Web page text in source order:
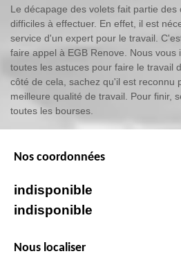
Le décapage des volets fait partie
difficiles à effectuer. En effet, il est
service d'un expert pour le travail.
faire appel à EGB Renove. Nous vous
toutes les astuces pour faire le travail
côté de cela, sachez qu'il est reconnu
meilleure qualité de travail. Pour finir,
toutes les bourses.
Nos coordonnées
indisponible
indisponible
Nous localiser